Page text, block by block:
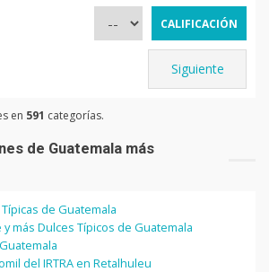
Siguiente
en 591 categorías.
de Guatemala más
de Guatemala
y más Dulces Típicos de Guatemala
del IRTRA en Retalhuleu